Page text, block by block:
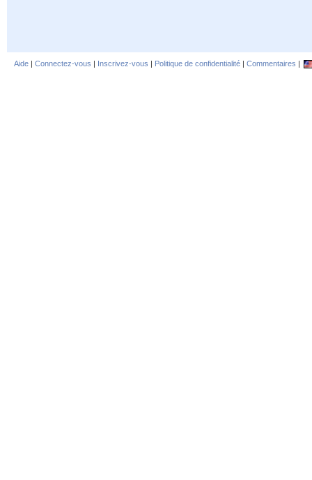
Aide | Connectez-vous | Inscrivez-vous | Politique de confidentialité | Commentaires |